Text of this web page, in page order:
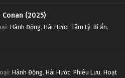
Conan (2025)
: Hành Động, Hài Hước, Tâm Lý, Bí ẩn,
: Hành Động, Hài Hước, Phiêu Lưu, Hoạt